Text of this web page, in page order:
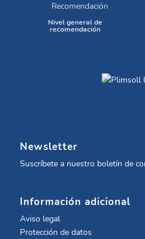
Nivel general de
recomendación
Newsletter
Suscríbete a nuestro boletín de
Información adicional
Aviso legal
Protección de datos